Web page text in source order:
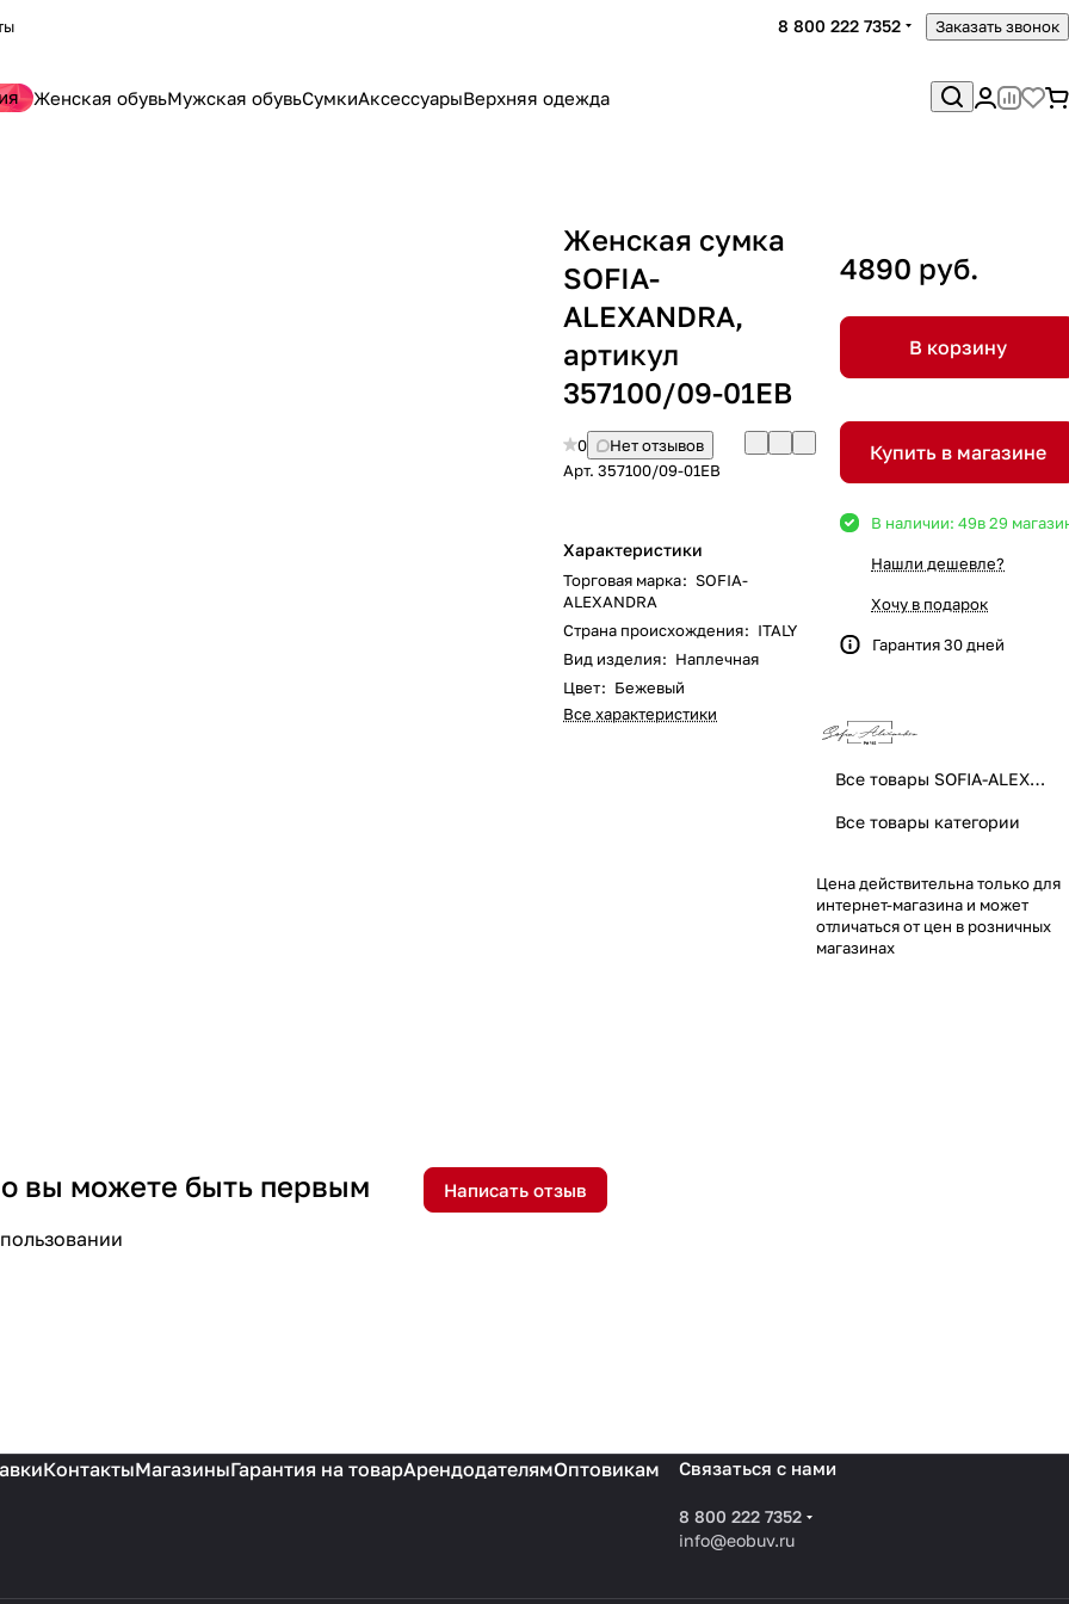
8 800 222 7352 Заказать звонок
Женская обувьМужская обувьСумкиАксессуарыВерхняя одежда
Женская сумка
SOFIA-
ALEXANDRA,
артикул
357100/09-01EB
0
Нет отзывов
Арт. 357100/09-01EB
Характеристики
Торговая марка: SOFIA-
ALEXANDRA
Страна происхождения: ITALY
Вид изделия: Наплечная
Цвет: Бежевый
Все характеристики
4890 руб.
В корзину
Купить в магазине
В наличии: 49в 29
Нашли дешевле?
Хочу в подарок
Гарантия 30 дней
Все товары SOFIA-ALEXANDRA
Все товары категории
Цена действительна только для
интернет-магазина и может
отличаться от цен в розничных
магазинах
вы можете быть первым Написать отзыв
КонтактыМагазиныГарантия на товарАрендодателямОптовикам
Связаться с нами
8 800 222 7352
info@eobuv.ru